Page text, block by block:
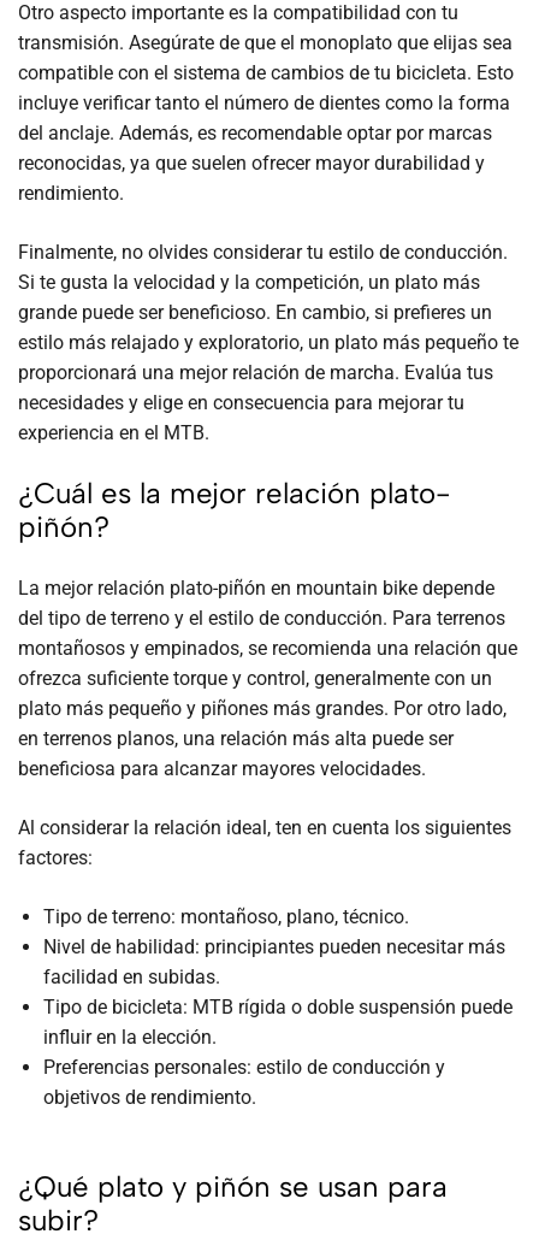
Otro aspecto importante es la compatibilidad con tu
transmisión. Asegúrate de que el monoplato que elijas sea
compatible con el sistema de cambios de tu bicicleta. Esto
incluye verificar tanto el número de dientes como la forma
del anclaje. Además, es recomendable optar por marcas
reconocidas, ya que suelen ofrecer mayor durabilidad y
rendimiento.
Finalmente, no olvides considerar tu estilo de conducción.
Si te gusta la velocidad y la competición, un plato más
grande puede ser beneficioso. En cambio, si prefieres un
estilo más relajado y exploratorio, un plato más pequeño te
proporcionará una mejor relación de marcha. Evalúa tus
necesidades y elige en consecuencia para mejorar tu
experiencia en el MTB.
¿Cuál es la mejor relación plato-
piñón?
La mejor relación plato-piñón en mountain bike depende
del tipo de terreno y el estilo de conducción. Para terrenos
montañosos y empinados, se recomienda una relación que
ofrezca suficiente torque y control, generalmente con un
plato más pequeño y piñones más grandes. Por otro lado,
en terrenos planos, una relación más alta puede ser
beneficiosa para alcanzar mayores velocidades.
Al considerar la relación ideal, ten en cuenta los siguientes
factores:
Tipo de terreno: montañoso, plano, técnico.
Nivel de habilidad: principiantes pueden necesitar más
facilidad en subidas.
Tipo de bicicleta: MTB rígida o doble suspensión puede
influir en la elección.
Preferencias personales: estilo de conducción y
objetivos de rendimiento.
¿Qué plato y piñón se usan para
subir?